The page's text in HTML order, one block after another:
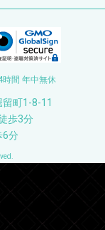
間 年中無休
町1-8-11
歩3分
6分